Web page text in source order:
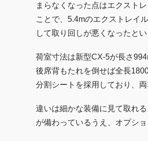
まらなくなった点はエクスト
ことで、5.4mのエクストレイ
して取り回しが悪くなったとい
荷室寸法は新型CX-5が長さ
後席背もたれを倒せば全長
分割シートを採用しており、
違いは細かな装備に見て取れ
が備わっているうえ、オプシ